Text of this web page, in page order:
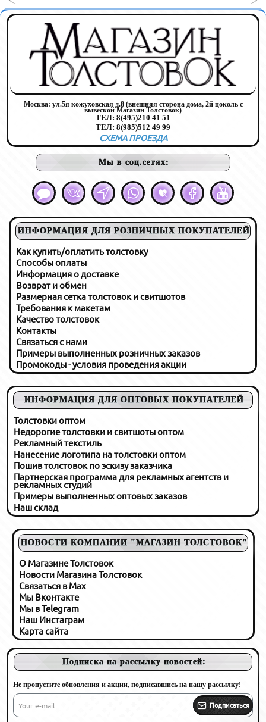
Москва: ул.5я кожуховская д.8 (внешняя сторона дома, 2й цоколь с
вывеской Магазин Толстовок)
ТЕЛ: 8(495)210 41 51
ТЕЛ: 8(985)512 49 99
СХЕМА ПРОЕЗДА
Мы в соц.сетях:
ИНФОРМАЦИЯ ДЛЯ РОЗНИЧНЫХ ПОКУПАТЕЛЕЙ
Как купить/оплатить толстовку
Способы оплаты
Информация о доставке
Возврат и обмен
Размерная сетка толстовок и свитшотов
Требования к макетам
Качество толстовок
Контакты
Связаться с нами
Примеры выполненных розничных заказов
Промокоды - условия проведения акции
ИНФОРМАЦИЯ ДЛЯ ОПТОВЫХ ПОКУПАТЕЛЕЙ
Толстовки оптом
Недорогие толстовки и свитшоты оптом
Рекламный текстиль
Нанесение логотипа на толстовки оптом
Пошив толстовок по эскизу заказчика
Партнерская программа для рекламных агентств и
рекламных студий
Примеры выполненных оптовых заказов
Наш склад
НОВОСТИ КОМПАНИИ "МАГАЗИН ТОЛСТОВОК"
О Магазине Толстовок
Новости Магазина Толстовок
Связаться в Max
Мы Вконтакте
Мы в Telegram
Наш Инстаграм
Карта сайта
Подписка на рассылку новостей:
Не пропустите обновления и акции, подписавшись на нашу рассылку!
Your
mail Подписаться